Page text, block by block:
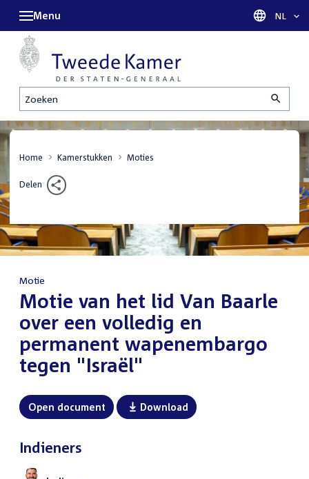
Zoeken
Menu Taal
NL
Home Kamerstukken Moties
Delen
Motie
:Motie van het lid Van Baarle
over een volledig en
permanent wapenembargo
tegen "Israël"
Open document Download
Indieners